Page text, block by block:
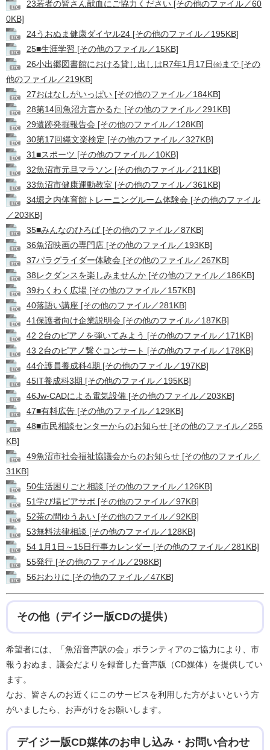
23若者の皆さん献血にご協力ください [その他のファイル／60
0KB]
24うおぬま健康ダイヤル24 [その他のファイル／195KB]
25■生涯学習 [その他のファイル／15KB]
26小出郷図書館における貸し出しはR7年1月17日㈮まで [その
他のファイル／219KB]
27おはなしがいっぱい [その他のファイル／184KB]
28第14回魚沼方言かるた [その他のファイル／291KB]
29遺跡発掘報告会 [その他のファイル／128KB]
30第17回縄文楽検定 [その他のファイル／327KB]
31■スポーツ [その他のファイル／10KB]
32魚沼市元旦マラソン [その他のファイル／211KB]
33魚沼市健康運動教室 [その他のファイル／361KB]
34堀之内体育館トレーニングルーム体験会 [その他のファイル
／203KB]
35■みんなのひろば [その他のファイル／87KB]
36魚沼映画の専門店 [その他のファイル／193KB]
37パラグライダー体験会 [その他のファイル／267KB]
38レクダンスを楽しみませんか [その他のファイル／186KB]
39わくわく広場 [その他のファイル／157KB]
40落語い講座 [その他のファイル／281KB]
41保護者向け企業説明会 [その他のファイル／187KB]
42 2台のピアノを弾いてみよう [その他のファイル／171KB]
43 2台のピアノ繋ぐコンサート [その他のファイル／178KB]
44介護員養成科4期 [その他のファイル／197KB]
45IT養成科3期 [その他のファイル／195KB]
46Jw-CADによる電気設備 [その他のファイル／203KB]
47■有料広告 [その他のファイル／129KB]
48■市民相談センターからのお知らせ [その他のファイル／255
KB]
49魚沼市社会福祉協議会からのお知らせ [その他のファイル／
31KB]
50生活困りごと相談 [その他のファイル／126KB]
51学び場ピアサポ [その他のファイル／97KB]
52茶の間ゆうあい [その他のファイル／92KB]
53無料法律相談 [その他のファイル／128KB]
54 1月1日～15日行事カレンダー [その他のファイル／281KB]
55発行 [その他のファイル／298KB]
56おわりに [その他のファイル／47KB]
その他（デイジー版CDの提供）
希望者には、「魚沼音声訳の会」ボランティアのご協力により、市
報うおぬま、議会だよりを録音した音声版（CD媒体）を提供してい
ます。
なお、皆さんのお近くにこのサービスを利用した方がよいという方
がいましたら、お声がけをお願いします。
デイジー版CD媒体のお申し込み・お問い合わせ